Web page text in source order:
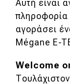
Αυτή είναι
πληροφορία
αγοράσει
Mégane E-
Welcome